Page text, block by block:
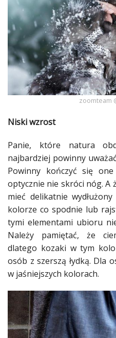
Wesele
Moda
Zakupy
Kultura
Blogerek
Konkursy
Recenzje
Studniówka
Dodaj
«
Dodaj
Dodaj
galerię
Dodaj
artykuł
Najlepsze
zoomteam
Niski wzrost
Panie, które natura
najbardziej powinny
Powinny kończyć się
optycznie nie skróci nóg. A
mieć delikatnie
kolorze co spodnie lub
tymi elementami ubioru
Należy pamiętać, że
dlatego kozaki w tym
osób z szerszą łydką. Dla
w jaśniejszych kolorach.